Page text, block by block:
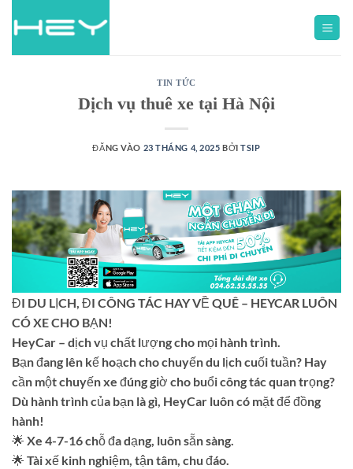
TIN TỨC
Dịch vụ thuê xe tại Hà Nội
ĐĂNG VÀO 23 THÁNG 4, 2025 BỞITSIP
ĐI DU LỊCH, ĐI CÔNG TÁC HAY VỀ QUÊ – HEYCAR LUÔN
CÓ XE CHO BẠN!
HeyCar – dịch vụ chất lượng cho mọi hành trình.
Bạn đang lên kế hoạch cho chuyến du lịch cuối tuần? Hay
cần một chuyến xe đúng giờ cho buổi công tác quan trọng?
Dù hành trình của bạn là gì, HeyCar luôn có mặt để đồng
hành!
🌟 Xe 4-7-16 chỗ đa dạng, luôn sẵn sàng.
🌟 Tài xế kinh nghiệm, tận tâm, chu đáo.